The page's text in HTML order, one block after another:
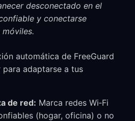
desconectado en el
y conectarse
automática de FreeGuard
adaptarse a tus
de red: Marca redes Wi‑Fi
(hogar, oficina) o no